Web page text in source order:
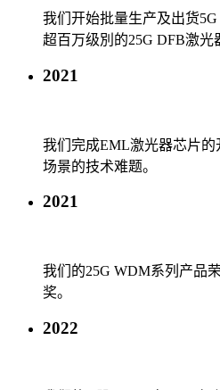
我们开始批量生产及出货
超百万级別的25G DFB激光
2021
我们完成EML激光器芯片
场景的技术难题。
2021
我们的25G WDM系列产品
奖。
2022